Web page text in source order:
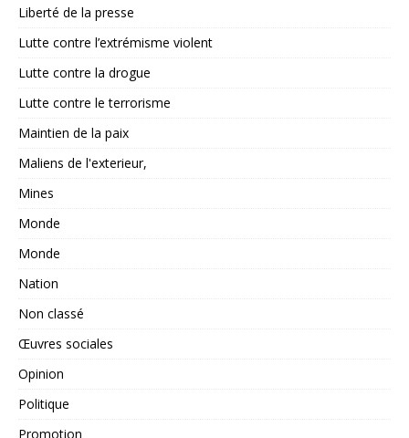
Liberté de la presse
Lutte contre l’extrémisme violent
Lutte contre la drogue
Lutte contre le terrorisme
Maintien de la paix
Maliens de l'exterieur,
Mines
Monde
Monde
Nation
Non classé
Œuvres sociales
Opinion
Politique
Promotion